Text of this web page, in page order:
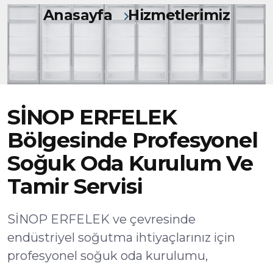
Anasayfa Hizmetlerimiz
SİNOP ERFELEK
Bölgesinde Profesyonel
Soğuk Oda Kurulum Ve
Tamir Servisi
SİNOP ERFELEK ve çevresinde
endüstriyel soğutma ihtiyaçlarınız için
profesyonel soğuk oda kurulumu,